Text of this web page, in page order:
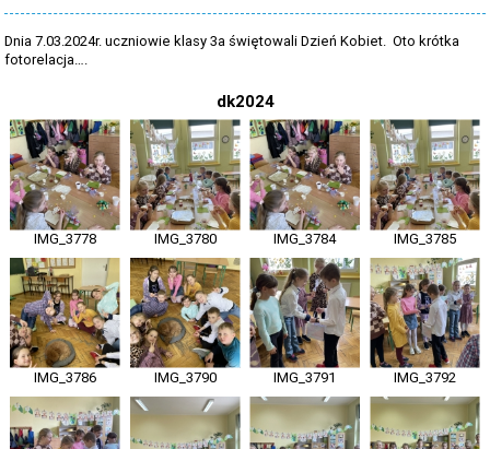
Dnia 7.03.2024r. uczniowie klasy 3a świętowali Dzień Kobiet. Oto krótka
fotorelacja….
dk2024
IMG_3778 IMG_3780 IMG_3784 IMG_3785
IMG_3786 IMG_3790 IMG_3791 IMG_3792